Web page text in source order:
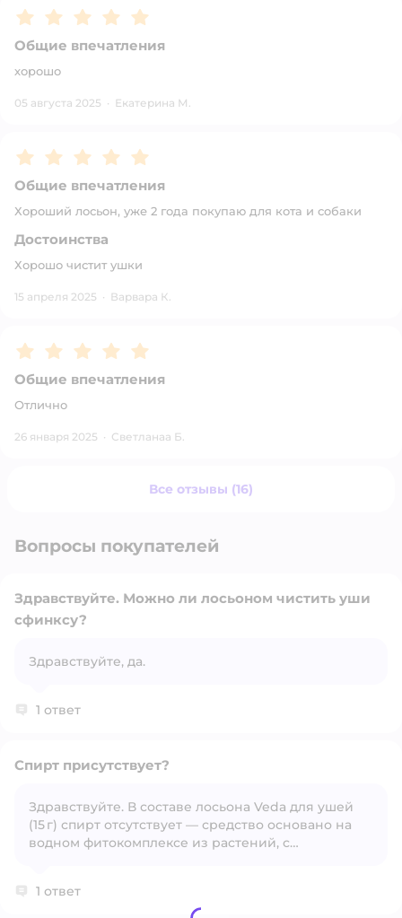
Рейтинг:5
Общие впечатления
хорошо
05 августа 2025 · Екатерина М.
Рейтинг:5
Общие впечатления
Хороший лосьон, уже 2 года покупаю для кота и собаки
Достоинства
Хорошо чистит ушки
15 апреля 2025 · Варвара К.
Рейтинг:5
Общие впечатления
Отлично
26 января 2025 · Светланаа Б.
Все отзывы (16)
Вопросы покупателей
Здравствуйте. Можно ли лосьоном чистить уши
сфинксу?
Здравствуйте, да.
1 ответ
Открыть вопрос
Спирт присутствует?
Здравствуйте. В составе лосьона Veda для ушей
(15 г) спирт отсутствует — средство основано на
водном фитокомплексе из растений, с
делает его мягким и безопасным для регулярной
гигиенической обработки ушей кошек и собак.
1 ответ